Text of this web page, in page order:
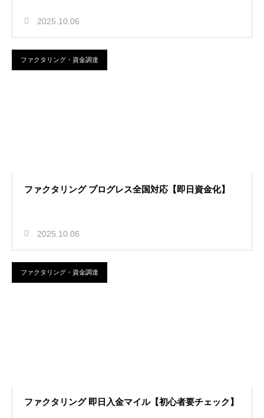
2025.10.06
ファクタリング・資金調達
ファクタリング プログレス全国対応【即日資金化】
2025.10.06
ファクタリング・資金調達
ファクタリング 即日入金マイル【初心者要チェック】